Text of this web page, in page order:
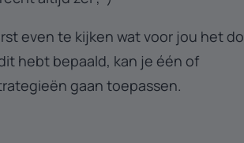
even te kijken wat voor jou het
hebt bepaald, kan je één of
gaan toepassen.